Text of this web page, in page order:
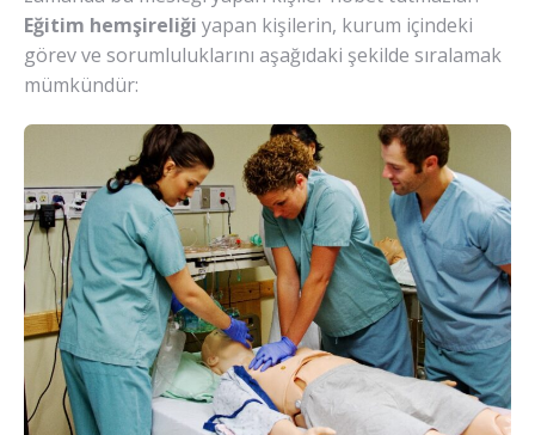
Eğitim hemşireliği yapan kişilerin, kurum içindeki
görev ve sorumluluklarını aşağıdaki şekilde sıralamak
mümkündür: